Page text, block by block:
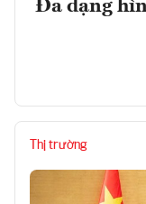
Đa dạng
Thị trường